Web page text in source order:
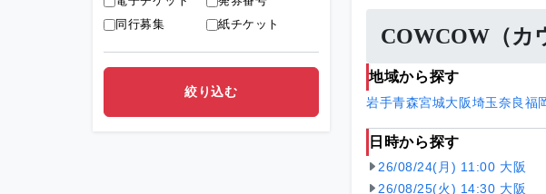
COWCOW（カ
地域から探す
岩手青森宮城大阪埼玉奈良福
日時から探す
26/08/24(月) 11:00 大阪
26/08/25(火) 14:30 大阪
同行募集
紙チケット